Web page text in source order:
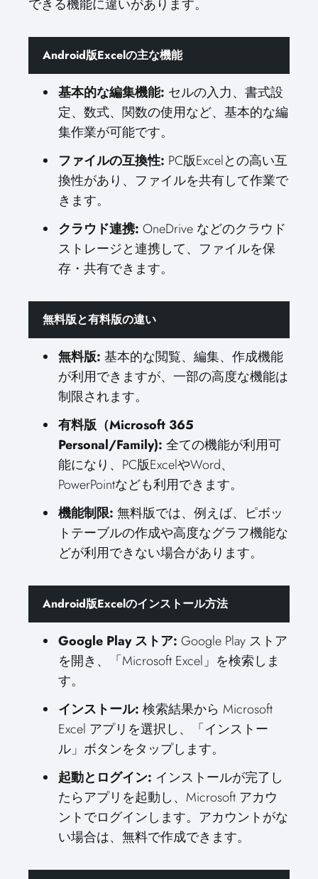
できる機能に違いがあります。
Android版Excelの主な機能
基本的な編集機能: セルの入力、書式設
定、数式、関数の使用など、基本的な編
集作業が可能です。
ファイルの互換性: PC版Excelとの高い互
換性があり、ファイルを共有して作業で
きます。
クラウド連携: OneDrive などのクラウド
ストレージと連携して、ファイルを保
存・共有できます。
無料版と有料版の違い
無料版: 基本的な閲覧、編集、作成機能
が利用できますが、一部の高度な機能は
制限されます。
有料版（Microsoft 365
Personal/Family): 全ての機能が利用可
能になり、PC版ExcelやWord、
PowerPointなども利用できます。
機能制限: 無料版では、例えば、ピボッ
トテーブルの作成や高度なグラフ機能な
どが利用できない場合があります。
Android版Excelのインストール方法
Google Play ストア: Google Play ストア
を開き、「Microsoft Excel」を検索しま
す。
インストール: 検索結果から Microsoft
Excel アプリを選択し、「インストー
ル」ボタンをタップします。
起動とログイン: インストールが完了し
たらアプリを起動し、Microsoft アカウ
ントでログインします。アカウントがな
い場合は、無料で作成できます。